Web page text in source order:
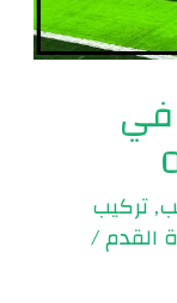
,تركيب
القدم/